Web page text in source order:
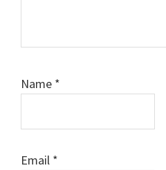
Name *
Email *